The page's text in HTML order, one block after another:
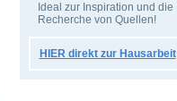
Ideal zur Inspiration und die
Recherche von Quellen!
HIER direkt zur Hausarbeit